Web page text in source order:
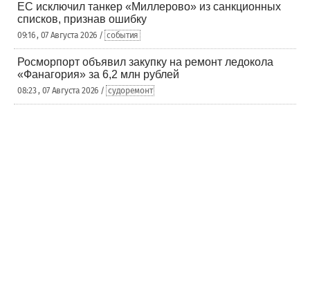
ЕС исключил танкер «Миллерово» из санкционных
списков, признав ошибку
09:16 , 07 Августа 2026 / события
Росморпорт объявил закупку на ремонт ледокола
«Фанагория» за 6,2 млн рублей
08:23 , 07 Августа 2026 / судоремонт